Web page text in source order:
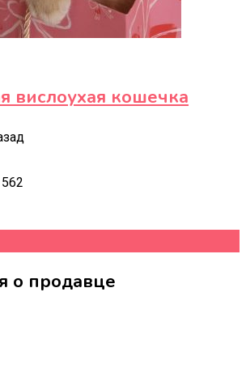
вислоухая кошечка
о продавце